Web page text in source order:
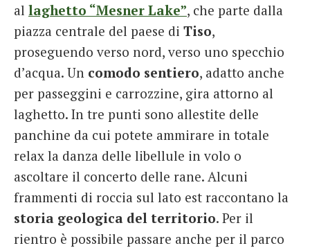
al laghetto “Mesner Lake”, che parte dalla
piazza centrale del paese di Tiso,
proseguendo verso nord, verso uno specchio
d’acqua. Un comodo sentiero, adatto anche
per passeggini e carrozzine, gira attorno al
laghetto. In tre punti sono allestite delle
panchine da cui potete ammirare in totale
relax la danza delle libellule in volo o
ascoltare il concerto delle rane. Alcuni
frammenti di roccia sul lato est raccontano la
storia geologica del territorio. Per il
rientro è possibile passare anche per il parco